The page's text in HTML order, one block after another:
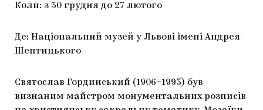
Коли: з 30 грудня до 27 лютого
Де: Національний музей у Львові імені Андрея
Шептицького
Святослав Гординський (1906–1993) був
визнаним майстром монументальних розписів